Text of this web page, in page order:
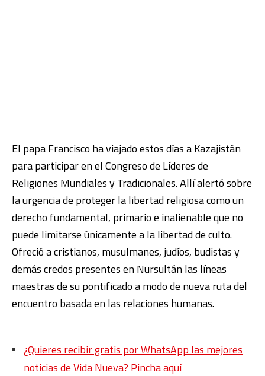
El papa Francisco ha viajado estos días a Kazajistán
para participar en el Congreso de Líderes de
Religiones Mundiales y Tradicionales. Allí alertó sobre
la urgencia de proteger la libertad religiosa como un
derecho fundamental, primario e inalienable que no
puede limitarse únicamente a la libertad de culto.
Ofreció a cristianos, musulmanes, judíos, budistas y
demás credos presentes en Nursultán las líneas
maestras de su pontificado a modo de nueva ruta del
encuentro basada en las relaciones humanas.
¿Quieres recibir gratis por WhatsApp las mejores
noticias de Vida Nueva? Pincha aquí